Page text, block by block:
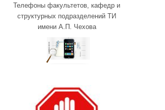
Телефоны факультетов, кафедр и
структурных подразделений ТИ
имени А.П. Чехова